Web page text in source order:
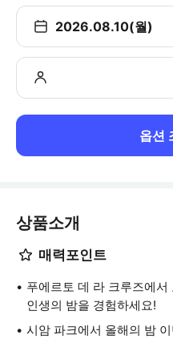
2026.08.10(월)
옵션
상품소개
매력포인트
푸에르토 데 라 크루즈에
인생의 밤을 경험하세요!
시암 파크에서 올해의 밤